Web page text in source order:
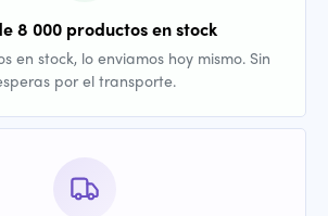
8 000 productos en stock
en stock, lo enviamos hoy mismo. Sin
por el transporte.